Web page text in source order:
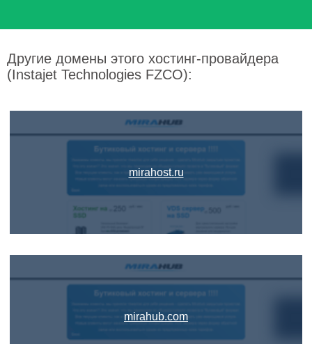
Другие домены этого хостинг-провайдера
(Instajet Technologies FZCO):
mirahost.ru
mirahub.com